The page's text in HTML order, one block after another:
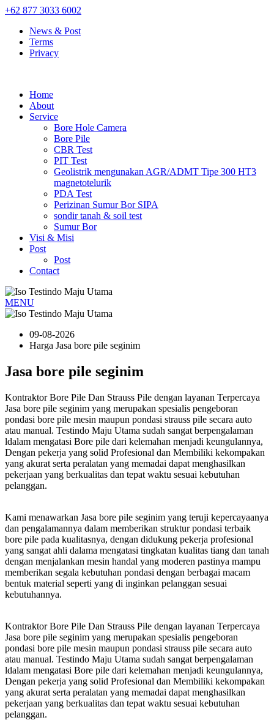
+62 877 3033 6002
News & Post
Terms
Privacy
Home
About
Service
Bore Hole Camera
Bore Pile
CBR Test
PIT Test
Geolistrik mengunakan AGR/ADMT Tipe 300 HT3
magnetotelurik
PDA Test
Perizinan Sumur Bor SIPA
sondir tanah & soil test
Sumur Bor
Visi & Misi
Post
Post
Contact
MENU
09-08-2026
Harga Jasa bore pile seginim
Jasa bore pile seginim
Kontraktor Bore Pile Dan Strauss Pile dengan layanan Terpercaya
Jasa bore pile seginim yang merupakan spesialis pengeboran
pondasi bore pile mesin maupun pondasi strauss pile secara auto
atau manual. Testindo Maju Utama sudah sangat berpengalaman
ldalam mengatasi Bore pile dari kelemahan menjadi keungulannya,
Dengan pekerja yang solid Profesional dan Membiliki kekompakan
yang akurat serta peralatan yang memadai dapat menghasilkan
pekerjaan yang berkualitas dan tepat waktu sesuai kebutuhan
pelanggan.
Kami menawarkan Jasa bore pile seginim yang teruji kepercayaanya
dan pengalamannya dalam memberikan struktur pondasi terbaik
bore pile pada kualitasnya, dengan didukung pekerja profesional
yang sangat ahli dalama mengatasi tingkatan kualitas tiang dan tanah
dengan menjalankan mesin handal yang moderen pastinya mampu
memberikan segala kebutuhan pondasi dengan berbagai macam
bentuk material seperti yang di inginkan pelanggan sesuai
kebutuhannya.
Kontraktor Bore Pile Dan Strauss Pile dengan layanan Terpercaya
Jasa bore pile seginim yang merupakan spesialis pengeboran
pondasi bore pile mesin maupun pondasi strauss pile secara auto
atau manual. Testindo Maju Utama sudah sangat berpengalaman
ldalam mengatasi Bore pile dari kelemahan menjadi keungulannya,
Dengan pekerja yang solid Profesional dan Membiliki kekompakan
yang akurat serta peralatan yang memadai dapat menghasilkan
pekerjaan yang berkualitas dan tepat waktu sesuai kebutuhan
pelanggan.